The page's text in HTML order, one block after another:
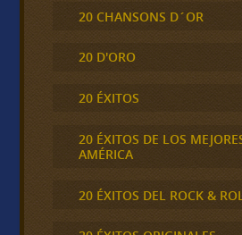
20 CHANSONS D´OR
20 D'ORO
20 ÉXITOS
20 ÉXITOS DE LOS
AMÉRICA
20 ÉXITOS DEL ROCK &